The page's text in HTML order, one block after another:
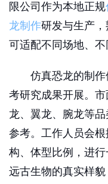
限公司作为本地正规
龙制作研发与生产，
可适配不同场地、不
仿真恐龙的制
考研究成果开展。
龙、翼龙、腕龙等
参考。工作人员会
构、体型比例，进
远古生物的真实样